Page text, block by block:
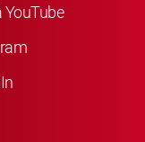
YouTube